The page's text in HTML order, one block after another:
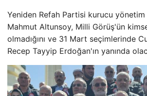
Yeniden Refah Partisi kurucu
Mahmut Altunsoy, Milli Görüş'ün
olmadığını ve 31 Mart seçimlerinde
Recep Tayyip Erdoğan'ın yanında